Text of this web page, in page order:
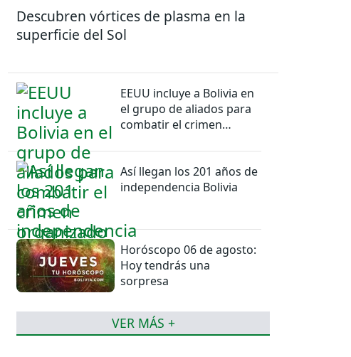
Descubren vórtices de plasma en la
superficie del Sol
EEUU incluye a Bolivia en
el grupo de aliados para
combatir el crimen
Así llegan los 201 años de
independencia Bolivia
Horóscopo 06 de agosto:
Hoy tendrás una
sorpresa
VER MÁS +